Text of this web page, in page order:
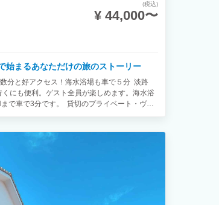
(税込)
¥ 44,000〜
始まるあなただけの旅のストーリー
分と好アクセス！海水浴場も車で５分 淡路
にも便利。ゲスト全員が楽しめます。海水浴
で車で3分です。 貸切のプライベート・ヴィ